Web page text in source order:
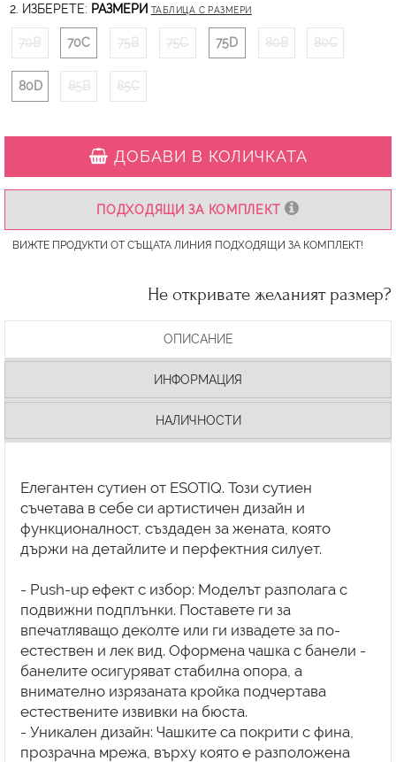
2. ИЗБЕРЕТЕ: РАЗМЕРИ ТАБЛИЦА С РАЗМЕРИ
70B 70C 75B 75C 75D 80B 80C
80D 85B 85C
ДОБАВИ В КОЛИЧКАТА
ПОДХОДЯЩИ ЗА КОМПЛЕКТ
ВИЖТЕ ПРОДУКТИ ОТ СЪЩАТА ЛИНИЯ ПОДХОДЯЩИ ЗА КОМПЛЕКТ!
Не откривате желаният размер?
ОПИСАНИЕ
ИНФОРМАЦИЯ
НАЛИЧНОСТИ
Елегантен сутиен от ESOTIQ. Този сутиен
съчетава в себе си артистичен дизайн и
функционалност, създаден за жената, която
държи на детайлите и перфектния силует.
- Push-up ефект с избор: Моделът разполага с
подвижни подплънки. Поставете ги за
впечатляващо деколте или ги извадете за по-
естествен и лек вид. Оформена чашка с банели -
банелите осигуряват стабилна опора, а
внимателно изрязаната кройка подчертава
естествените извивки на бюста.
- Уникален дизайн: Чашките са покрити с фина,
прозрачна мрежа, върху която е разположена